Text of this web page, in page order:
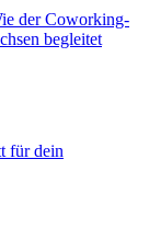
der Coworking-
begleitet
für dein